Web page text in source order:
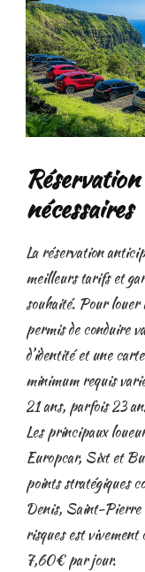
nécessaires
La réservation
meilleurs tarifs et
souhaité. Pour louer
permis de conduire
d’identité et une
minimum requis
21 ans, parfois 23
Les principaux
Europcar, Sixt et
points stratégiques
Denis, Saint-Pierre
risques est vivement
7,60€ par jour.